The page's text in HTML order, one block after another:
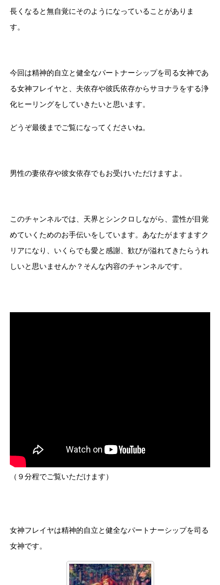
長くなると無自覚にそのようになっていることがありま
す。
今回は精神的自立と健全なパートナーシップを司る女神であ
る女神フレイヤと、夫依存や彼氏依存からサヨナラをする浄
化ヒーリングをしていきたいと思います。
どうぞ最後までご覧になってくださいね。
男性の妻依存や彼女依存でもお受けいただけますよ。
このチャンネルでは、天界とシンクロしながら、霊性が目覚
めていくためのお手伝いをしています。あなたがますますク
リアになり、いくらでも愛と感謝、歓びが溢れてきたらうれ
しいと思いませんか？そんな内容のチャンネルです。
（９分程でご覧いただけます）
女神フレイヤは精神的自立と健全なパートナーシップを司る
女神です。